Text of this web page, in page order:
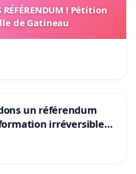
RÉFÉRENDUM ! Pétition
de Gatineau
un référendum
irréversible